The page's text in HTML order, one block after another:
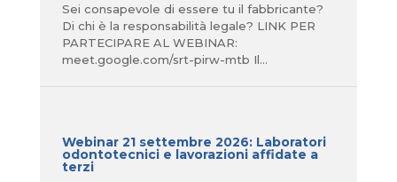
Sei consapevole di essere tu il fabbricante?
Di chi è la responsabilità legale? LINK PER
PARTECIPARE AL WEBINAR:
meet.google.com/srt-pirw-mtb Il...
Webinar 21 settembre 2026: Laboratori
odontotecnici e lavorazioni affidate a
terzi